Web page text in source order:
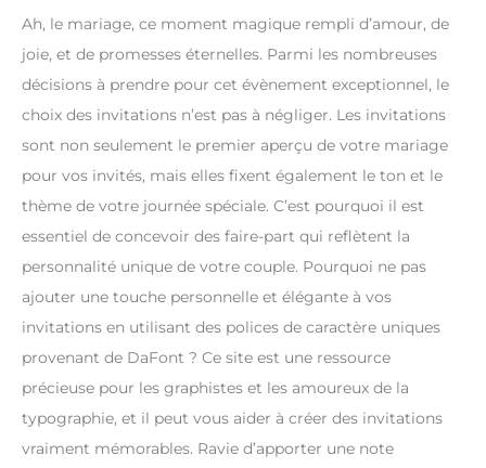
Ah, le mariage, ce moment magique rempli d’amour, de
joie, et de promesses éternelles. Parmi les nombreuses
décisions à prendre pour cet évènement exceptionnel, le
choix des invitations n’est pas à négliger. Les invitations
sont non seulement le premier aperçu de votre mariage
pour vos invités, mais elles fixent également le ton et le
thème de votre journée spéciale. C’est pourquoi il est
essentiel de concevoir des faire-part qui reflètent la
personnalité unique de votre couple. Pourquoi ne pas
ajouter une touche personnelle et élégante à vos
invitations en utilisant des polices de caractère uniques
provenant de DaFont ? Ce site est une ressource
précieuse pour les graphistes et les amoureux de la
typographie, et il peut vous aider à créer des invitations
vraiment mémorables. Ravie d’apporter une note